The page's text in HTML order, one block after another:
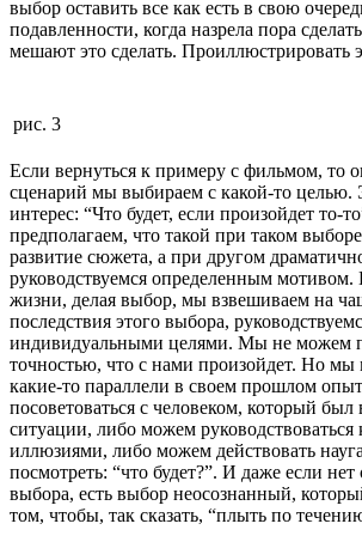
выбор оставить все как есть в свою
подавленности, когда назрела пора
мешают это сделать. Проиллюстрировать
рис. 3
Если вернуться к примеру с фильмом, то
сценарий мы выбираем с какой-то целью.
интерес: “Что будет, если произойдет то-
предполагаем, что такой при таком
развитие сюжета, а при другом
руководствуемся определенным мотивом.
жизни, делая выбор, мы взвешиваем на
последствия этого выбора,
индивидуальными целями. Мы не можем
точностью, что с нами произойдет. Но мы
какие-то параллели в своем прошлом
посоветоваться с человеком, который был
ситуации, либо можем руководствоваться
иллюзиями, либо можем действовать
посмотреть: “что будет?”. И даже если нет
выбора, есть выбор неосознанный,
том, чтобы, так сказать, “плыть по